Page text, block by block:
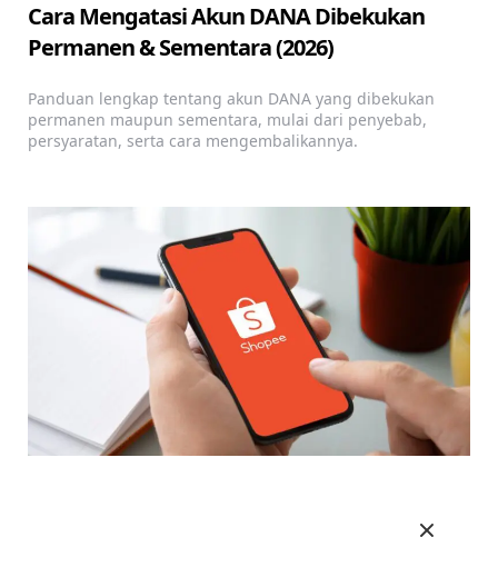
Cara Mengatasi Akun DANA Dibekukan
Permanen & Sementara (2026)
Panduan lengkap tentang akun DANA yang dibekukan
permanen maupun sementara, mulai dari penyebab,
persyaratan, serta cara mengembalikannya.